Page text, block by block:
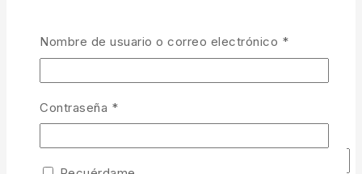
Tu nombre
Nombre de usuario o correo electrónico *
Contraseña *